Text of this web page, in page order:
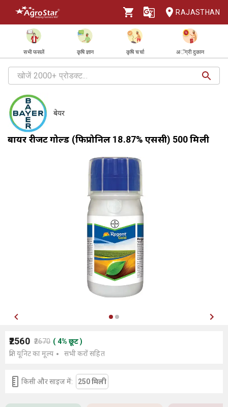
RAJASTHAN
सभी फसलें कृषि ज्ञान कृषि चर्चा अॅग्री दुकान
बेयर
बायर रीजेंट गोल्ड (फिप्रोनिल 18.87% एससी) 500 मिली
₹2560 ₹2670 ( 4% छूट)
प्रति यूनिट का मूल्य
सभी करों सहित
किसी और साइज में: 250 मिली